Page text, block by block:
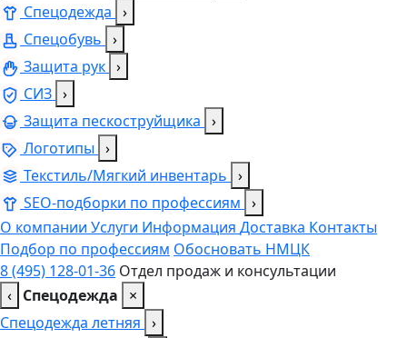
Спецодежда ›
Спецобувь ›
Защита рук ›
СИЗ ›
Защита пескоструйщика ›
Логотипы ›
Текстиль/Мягкий инвентарь ›
SEO-подборки по профессиям ›
О компании Услуги Информация Доставка Контакты
Подбор по профессиям Обосновать НМЦК
8 (495) 128-01-36 Отдел продаж и консультации
‹ Спецодежда
×
Спецодежда летняя ›